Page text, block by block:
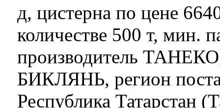
д, цистерна по цене
количестве 500 т, мин.
производитель
БИКЛЯНЬ, регион
Республика Татарстан